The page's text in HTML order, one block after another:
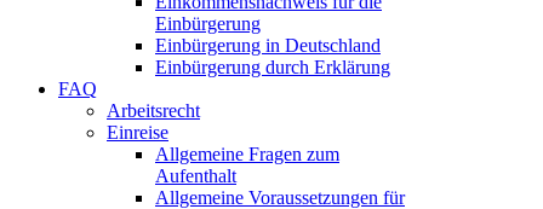
Einbürgerung
Einbürgerung in Deutschland
Einbürgerung durch Erklärung
FAQ
Arbeitsrecht
Einreise
Allgemeine Fragen zum
Aufenthalt
Allgemeine Voraussetzungen für